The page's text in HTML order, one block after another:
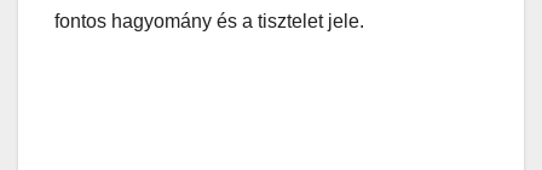
fontos hagyomány és a tisztelet jele.